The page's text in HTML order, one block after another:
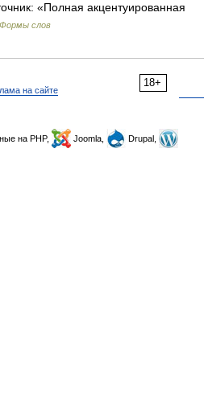
«Полная акцентуированная
Формы слов
18+
на сайте
на PHP, Joomla,
Drupal,